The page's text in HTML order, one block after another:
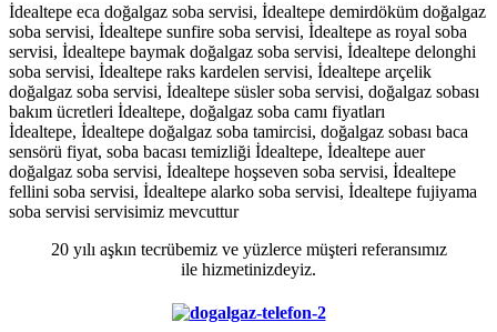
İdealtepe eca doğalgaz soba servisi, İdealtepe demirdöküm doğalgaz
soba servisi, İdealtepe sunfire soba servisi, İdealtepe as royal soba
servisi, İdealtepe baymak doğalgaz soba servisi, İdealtepe delonghi
soba servisi, İdealtepe raks kardelen servisi, İdealtepe arçelik
doğalgaz soba servisi, İdealtepe süsler soba servisi, doğalgaz sobası
bakım ücretleri İdealtepe, doğalgaz soba camı fiyatları
İdealtepe, İdealtepe doğalgaz soba tamircisi, doğalgaz sobası baca
sensörü fiyat, soba bacası temizliği İdealtepe, İdealtepe auer
doğalgaz soba servisi, İdealtepe hoşseven soba servisi, İdealtepe
fellini soba servisi, İdealtepe alarko soba servisi, İdealtepe fujiyama
soba servisi servisimiz mevcuttur
20 yılı aşkın tecrübemiz ve yüzlerce müşteri referansımız
ile hizmetinizdeyiz.